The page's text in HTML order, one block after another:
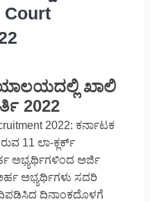
Court
ಖಾಲಿ
2022
2022: ಕರ್ನಾಟಕ
11 ಲಾ-ಕ್ಲರ್ಕ್
ಅಭ್ಯರ್ಥಿಗಳಿಂದ ಅರ್ಜಿ
ಅಭ್ಯರ್ಥಿಗಳು ಸದರಿ
ದಿನಾಂಕದೊಳಗೆ